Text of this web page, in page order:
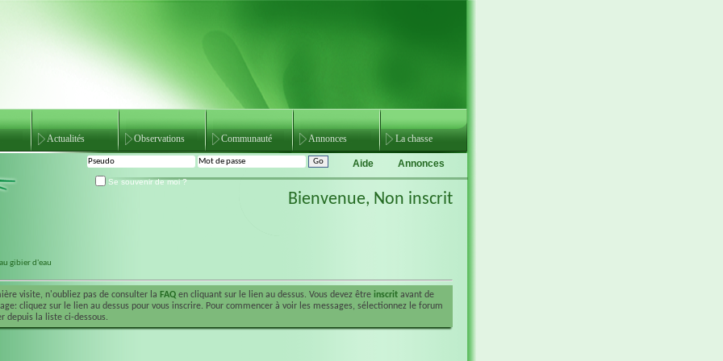
Actualités Observations Communauté Annonces La chasse
Annonces
Aide
Se souvenir de moi ?
Bienvenue, Non inscrit
au gibier d'eau
visite, n'oubliez pas de consulter la FAQ en cliquant sur le lien au dessus. Vous devez être inscrit avant de
cliquez sur le lien au dessus pour vous inscrire. Pour commencer à voir les messages, sélectionnez le forum
depuis la liste ci-dessous.